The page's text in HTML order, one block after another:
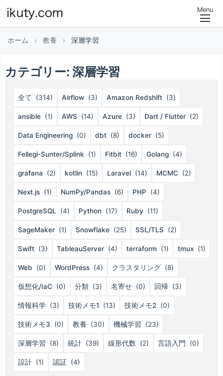
Menu
ホーム › 教養 › 深層学習
カテゴリー:深層学習
全て (314) Airflow (3) Amazon Redshift (3)
ansible (1) AWS (14) Azure (3) Dart / Flutter (2)
Data Engineering (0) dbt (8) docker (5)
Fellegi-Sunter/Splink (1) Fitbit (16) Golang (4)
grafana (2) kotlin (15) Laravel (14) MCMC (2)
Next.js (1) NumPy/Pandas (6) PHP (4)
PostgreSQL (4) Python (17) Ruby (11)
SageMaker (1) Snowflake (25) SSL/TLS (2)
Swift (3) TableauServer (4) terraform (1) tmux (1)
Web (0) WordPress (4) クラスタリング (8)
仮想化/IaC (0) 分類 (3) 名寄せ (0) 回帰 (3)
情報科学 (3) 技術メモ1 (13) 技術メモ2 (0)
技術メモ3 (0) 教養 (30) 機械学習 (23)
深層学習 (8) 統計 (39) 線形代数 (2) 言語入門 (0)
設計 (1) 認証 (4)